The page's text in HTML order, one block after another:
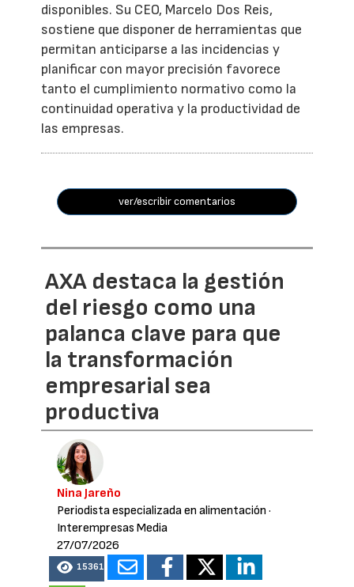
disponibles. Su CEO, Marcelo Dos Reis,
sostiene que disponer de herramientas que
permitan anticiparse a las incidencias y
planificar con mayor precisión favorece
tanto el cumplimiento normativo como la
continuidad operativa y la productividad de
las empresas.
ver/escribir comentarios
AXA destaca la gestión
del riesgo como una
palanca clave para que
la transformación
empresarial sea
productiva
Nina Jareño
Periodista especializada en alimentación ·
Interempresas Media
27/07/2026
15361